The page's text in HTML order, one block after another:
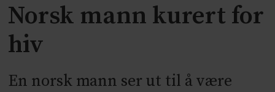
Norsk mann kurert for
hiv
En norsk mann ser ut til å være